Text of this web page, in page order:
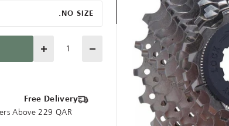
NO SIZE.
Quantity
Free Delivery
Above 229 QAR